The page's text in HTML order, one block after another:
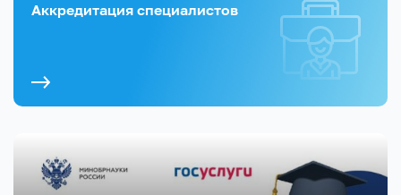
Аккредитация специалистов